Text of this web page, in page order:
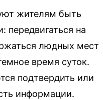
жителям быть
передвигаться на
людных мест
время суток.
подтвердить или
информации.